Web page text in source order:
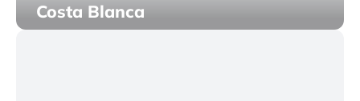
Costa Blanca